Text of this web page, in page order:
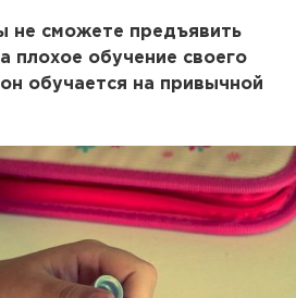
не сможете предъявить
плохое обучение своего
обучается на привычной